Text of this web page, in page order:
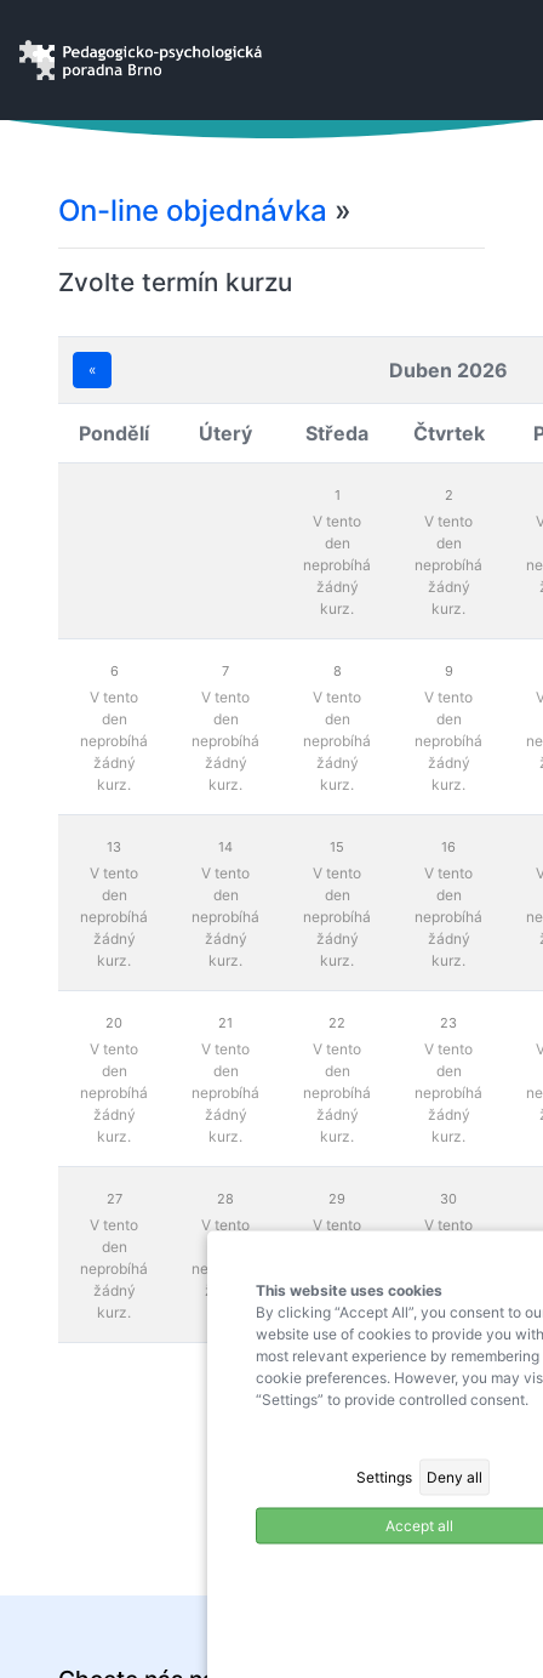
This website uses cookies
By clicking “Accept All”, you consent to
website use of cookies to provide you
most relevant experience by remembering
cookie preferences. However, you may
“Settings” to provide controlled consent.
Settings Deny all
Accept all
On-line objednávka »
Zvolte termín kurzu
« Duben 2026
Pondělí Úterý Středa Čtvrtek
1
V tento
den
neprobíhá
žádný
kurz.
2
V tento
den
neprobíhá
žádný
kurz.
6
V tento
den
neprobíhá
žádný
kurz.
7
V tento
den
neprobíhá
žádný
kurz.
8
V tento
den
neprobíhá
žádný
kurz.
9
V tento
den
neprobíhá
žádný
kurz.
13
V tento
den
neprobíhá
žádný
kurz.
14
V tento
den
neprobíhá
žádný
kurz.
15
V tento
den
neprobíhá
žádný
kurz.
16
V tento
den
neprobíhá
žádný
kurz.
20
V tento
den
neprobíhá
žádný
kurz.
21
V tento
den
neprobíhá
žádný
kurz.
22
V tento
den
neprobíhá
žádný
kurz.
23
V tento
den
neprobíhá
žádný
kurz.
27
V tento
den
neprobíhá
žádný
kurz.
28
V tento
neprobíhá
žádný
29
V tento
žádný
kurz.
30
V tento
žádný
kurz.